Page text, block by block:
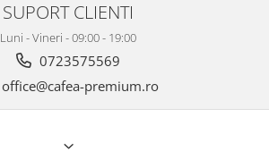
SUPORT CLIENTI
Luni - Vineri - 09:00 - 19:00
0723575569
office@cafea-premium.ro